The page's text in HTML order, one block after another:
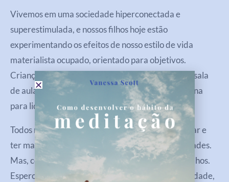
Vivemos em uma sociedade hiperconectada e
superestimulada, e nossos filhos hoje estão
experimentando os efeitos de nosso estilo de vida
materialista ocupado, orientado para objetivos.
Crianças e adultos se beneficiarão – em casa e na sala
de aula – das técnicas de meditação e atenção plena
para lidar com o estresse e ansiedade.
Todos nós podemos aprender a desacelerar, pausar e
ter mais atenção em nossos pensamentos e atividades.
Mas, como mãe, espero muito mais pelos nossos filhos.
Espero que, com o silêncio, a conexão e a tranquilidade,